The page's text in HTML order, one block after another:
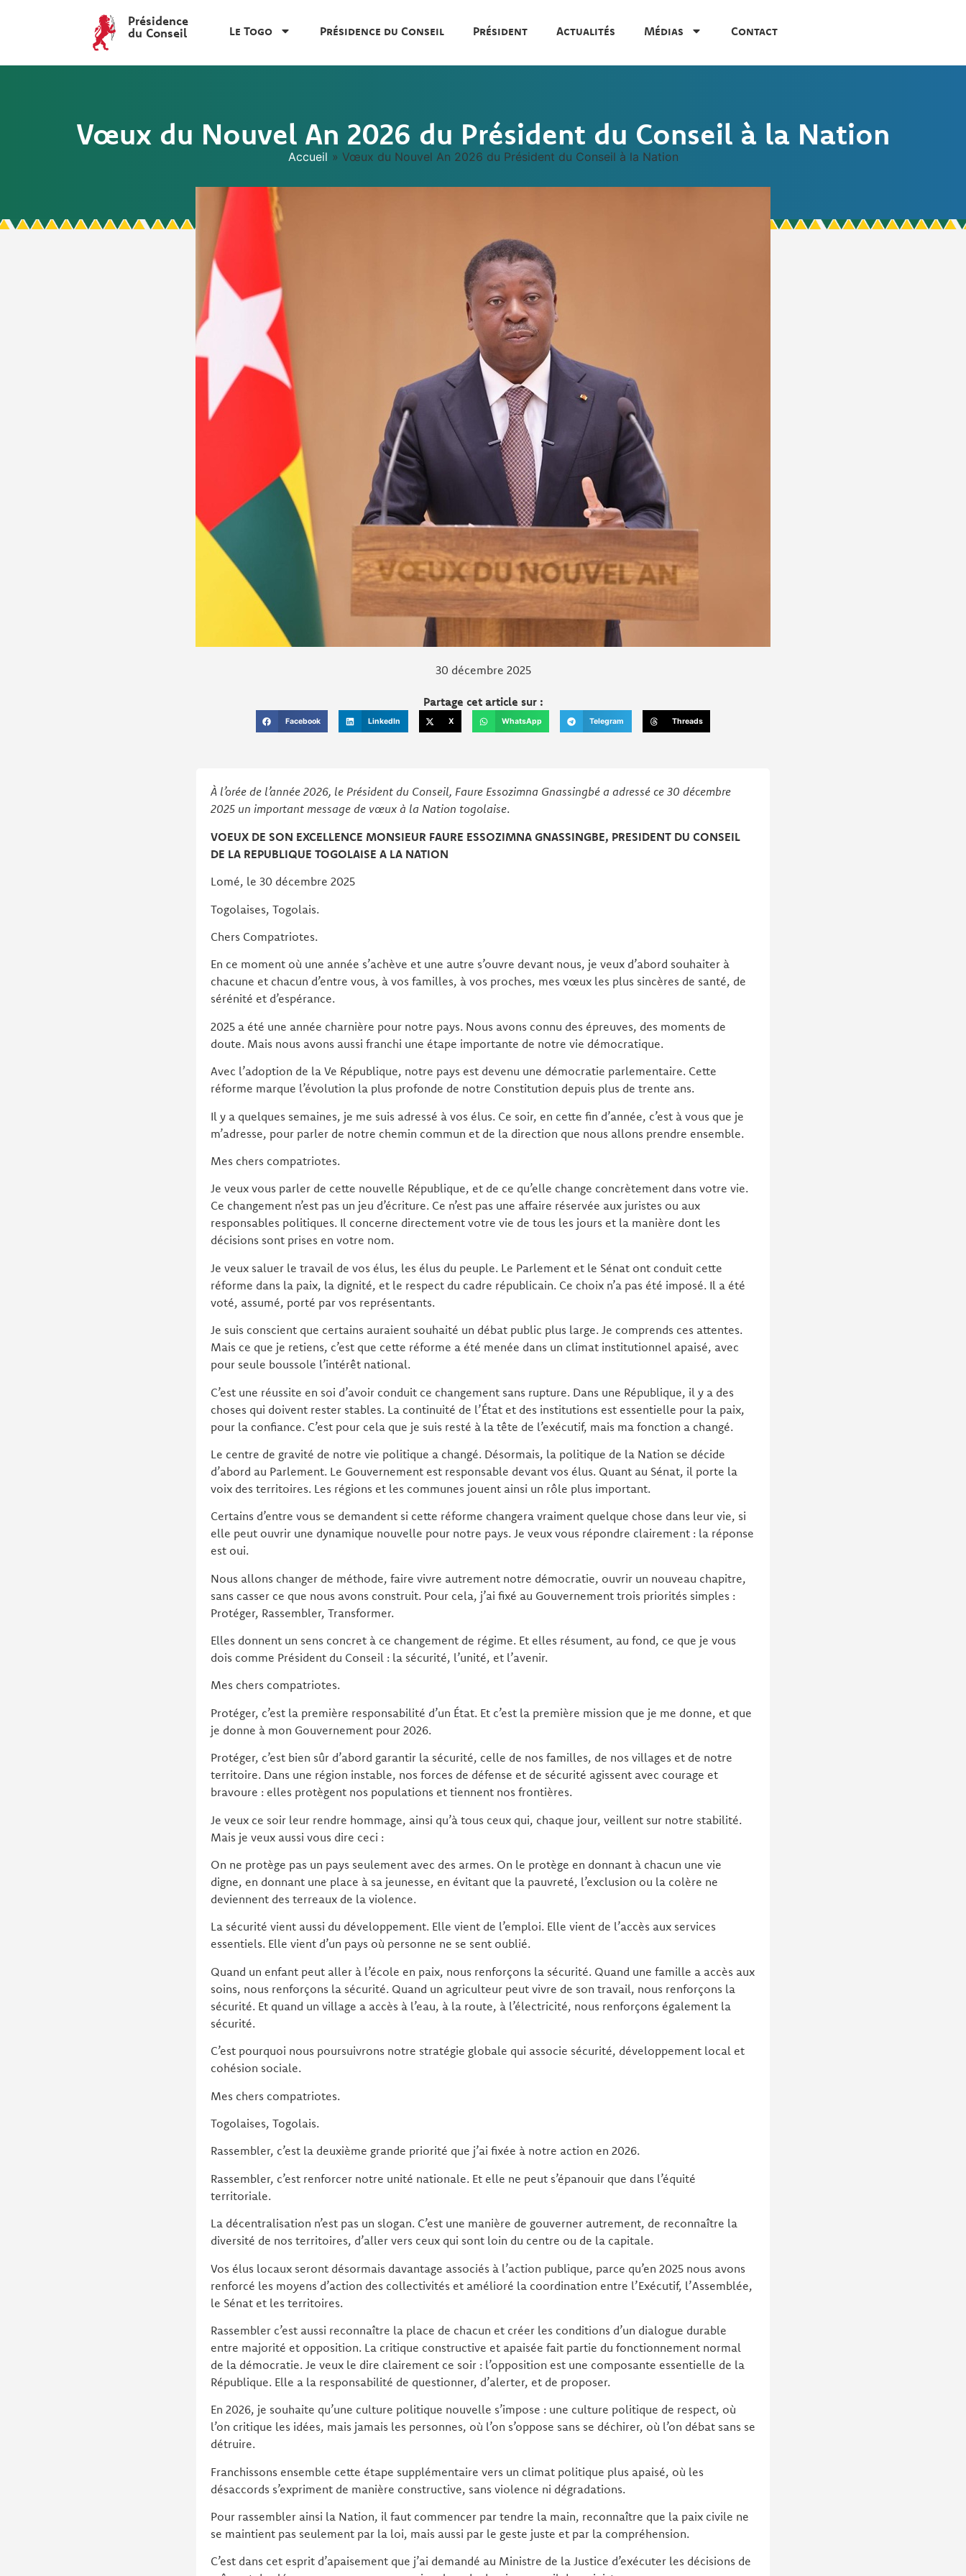
Présidence
du Conseil
Le Togo Présidence du Conseil Président Actualités Médias Contact
Vœux du Nouvel An 2026 du Président du Conseil à la Nation
Accueil » Vœux du Nouvel An 2026 du Président du Conseil à la Nation
30 décembre 2025
Partage cet article sur :
Facebook LinkedIn X WhatsApp Telegram Threads
À l’orée de l’année 2026, le Président du Conseil, Faure Essozimna Gnassingbé a adressé ce 30 décembre
2025 un important message de vœux à la Nation togolaise.
VOEUX DE SON EXCELLENCE MONSIEUR FAURE ESSOZIMNA GNASSINGBE, PRESIDENT DU CONSEIL
DE LA REPUBLIQUE TOGOLAISE A LA NATION
Lomé, le 30 décembre 2025
Togolaises, Togolais.
Chers Compatriotes.
En ce moment où une année s’achève et une autre s’ouvre devant nous, je veux d’abord souhaiter à
chacune et chacun d’entre vous, à vos familles, à vos proches, mes vœux les plus sincères de santé, de
sérénité et d’espérance.
2025 a été une année charnière pour notre pays. Nous avons connu des épreuves, des moments de
doute. Mais nous avons aussi franchi une étape importante de notre vie démocratique.
Avec l’adoption de la Ve République, notre pays est devenu une démocratie parlementaire. Cette
réforme marque l’évolution la plus profonde de notre Constitution depuis plus de trente ans.
Il y a quelques semaines, je me suis adressé à vos élus. Ce soir, en cette fin d’année, c’est à vous que je
m’adresse, pour parler de notre chemin commun et de la direction que nous allons prendre ensemble.
Mes chers compatriotes.
Je veux vous parler de cette nouvelle République, et de ce qu’elle change concrètement dans votre vie.
Ce changement n’est pas un jeu d’écriture. Ce n’est pas une affaire réservée aux juristes ou aux
responsables politiques. Il concerne directement votre vie de tous les jours et la manière dont les
décisions sont prises en votre nom.
Je veux saluer le travail de vos élus, les élus du peuple. Le Parlement et le Sénat ont conduit cette
réforme dans la paix, la dignité, et le respect du cadre républicain. Ce choix n’a pas été imposé. Il a été
voté, assumé, porté par vos représentants.
Je suis conscient que certains auraient souhaité un débat public plus large. Je comprends ces attentes.
Mais ce que je retiens, c’est que cette réforme a été menée dans un climat institutionnel apaisé, avec
pour seule boussole l’intérêt national.
C’est une réussite en soi d’avoir conduit ce changement sans rupture. Dans une République, il y a des
choses qui doivent rester stables. La continuité de l’État et des institutions est essentielle pour la paix,
pour la confiance. C’est pour cela que je suis resté à la tête de l’exécutif, mais ma fonction a changé.
Le centre de gravité de notre vie politique a changé. Désormais, la politique de la Nation se décide
d’abord au Parlement. Le Gouvernement est responsable devant vos élus. Quant au Sénat, il porte la
voix des territoires. Les régions et les communes jouent ainsi un rôle plus important.
Certains d’entre vous se demandent si cette réforme changera vraiment quelque chose dans leur vie, si
elle peut ouvrir une dynamique nouvelle pour notre pays. Je veux vous répondre clairement : la réponse
est oui.
Nous allons changer de méthode, faire vivre autrement notre démocratie, ouvrir un nouveau chapitre,
sans casser ce que nous avons construit. Pour cela, j’ai fixé au Gouvernement trois priorités simples :
Protéger, Rassembler, Transformer.
Elles donnent un sens concret à ce changement de régime. Et elles résument, au fond, ce que je vous
dois comme Président du Conseil : la sécurité, l’unité, et l’avenir.
Mes chers compatriotes.
Protéger, c’est la première responsabilité d’un État. Et c’est la première mission que je me donne, et que
je donne à mon Gouvernement pour 2026.
Protéger, c’est bien sûr d’abord garantir la sécurité, celle de nos familles, de nos villages et de notre
territoire. Dans une région instable, nos forces de défense et de sécurité agissent avec courage et
bravoure : elles protègent nos populations et tiennent nos frontières.
Je veux ce soir leur rendre hommage, ainsi qu’à tous ceux qui, chaque jour, veillent sur notre stabilité.
Mais je veux aussi vous dire ceci :
On ne protège pas un pays seulement avec des armes. On le protège en donnant à chacun une vie
digne, en donnant une place à sa jeunesse, en évitant que la pauvreté, l’exclusion ou la colère ne
deviennent des terreaux de la violence.
La sécurité vient aussi du développement. Elle vient de l’emploi. Elle vient de l’accès aux services
essentiels. Elle vient d’un pays où personne ne se sent oublié.
Quand un enfant peut aller à l’école en paix, nous renforçons la sécurité. Quand une famille a accès aux
soins, nous renforçons la sécurité. Quand un agriculteur peut vivre de son travail, nous renforçons la
sécurité. Et quand un village a accès à l’eau, à la route, à l’électricité, nous renforçons également la
sécurité.
C’est pourquoi nous poursuivrons notre stratégie globale qui associe sécurité, développement local et
cohésion sociale.
Mes chers compatriotes.
Togolaises, Togolais.
Rassembler, c’est la deuxième grande priorité que j’ai fixée à notre action en 2026.
Rassembler, c’est renforcer notre unité nationale. Et elle ne peut s’épanouir que dans l’équité
territoriale.
La décentralisation n’est pas un slogan. C’est une manière de gouverner autrement, de reconnaître la
diversité de nos territoires, d’aller vers ceux qui sont loin du centre ou de la capitale.
Vos élus locaux seront désormais davantage associés à l’action publique, parce qu’en 2025 nous avons
renforcé les moyens d’action des collectivités et amélioré la coordination entre l’Exécutif, l’Assemblée,
le Sénat et les territoires.
Rassembler c’est aussi reconnaître la place de chacun et créer les conditions d’un dialogue durable
entre majorité et opposition. La critique constructive et apaisée fait partie du fonctionnement normal
de la démocratie. Je veux le dire clairement ce soir : l’opposition est une composante essentielle de la
République. Elle a la responsabilité de questionner, d’alerter, et de proposer.
En 2026, je souhaite qu’une culture politique nouvelle s’impose : une culture politique de respect, où
l’on critique les idées, mais jamais les personnes, où l’on s’oppose sans se déchirer, où l’on débat sans se
détruire.
Franchissons ensemble cette étape supplémentaire vers un climat politique plus apaisé, où les
désaccords s’expriment de manière constructive, sans violence ni dégradations.
Pour rassembler ainsi la Nation, il faut commencer par tendre la main, reconnaître que la paix civile ne
se maintient pas seulement par la loi, mais aussi par le geste juste et par la compréhension.
C’est dans cet esprit d’apaisement que j’ai demandé au Ministre de la Justice d’exécuter les décisions de